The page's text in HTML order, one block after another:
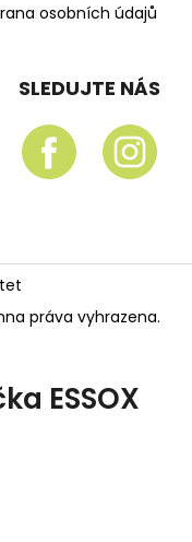
osobních údajů
SLEDUJTE NÁS
práva vyhrazena.
ESSOX